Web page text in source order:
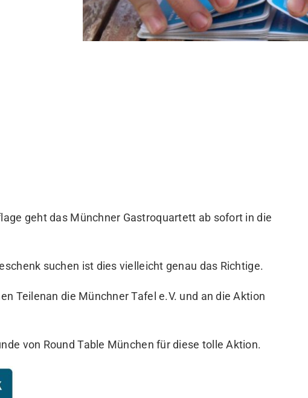
geht das Münchner Gastroquartett ab sofort in die
suchen ist dies vielleicht genau das Richtige.
Teilenan die Münchner Tafel e.V. und an die Aktion
von Round Table München für diese tolle Aktion.